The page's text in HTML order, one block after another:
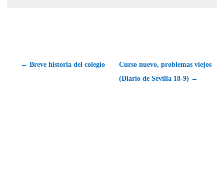
← Breve historia del colegio
Curso nuevo, problemas viejos
(Diario de Sevilla 18-9) →